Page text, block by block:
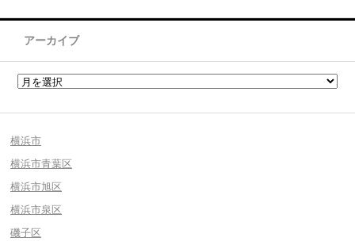
アーカイブ
横浜市
横浜市青葉区
横浜市旭区
横浜市泉区
磯子区